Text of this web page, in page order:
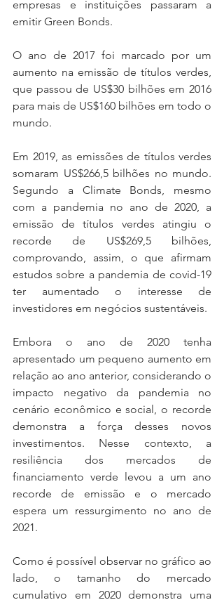
empresas e instituições passaram a
emitir Green Bonds.
O ano de 2017 foi marcado por um
aumento na emissão de títulos verdes,
que passou de US$30 bilhões em 2016
para mais de US$160 bilhões em todo o
mundo.
Em 2019, as emissões de títulos verdes
somaram US$266,5 bilhões no mundo.
Segundo a Climate Bonds, mesmo
com a pandemia no ano de 2020, a
emissão de títulos verdes atingiu o
recorde de US$269,5 bilhões,
comprovando, assim, o que afirmam
estudos sobre a pandemia de covid-19
ter aumentado o interesse de
investidores em negócios sustentáveis.
Embora o ano de 2020 tenha
apresentado um pequeno aumento em
relação ao ano anterior, considerando o
impacto negativo da pandemia no
cenário econômico e social, o recorde
demonstra a força desses novos
investimentos. Nesse contexto, a
resiliência dos mercados de
financiamento verde levou a um ano
recorde de emissão e o mercado
espera um ressurgimento no ano de
2021.
Como é possível observar no gráfico ao
lado, o tamanho do mercado
cumulativo em 2020 demonstra uma